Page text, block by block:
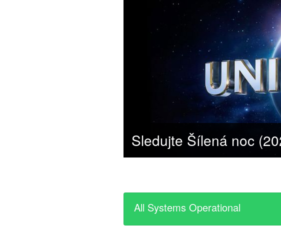
All Systems Operational